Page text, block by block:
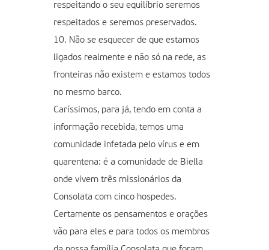
respeitando o seu equilíbrio seremos
respeitados e seremos preservados.
10. Não se esquecer de que estamos
ligados realmente e não só na rede, as
fronteiras não existem e estamos todos
no mesmo barco.
Caríssimos, para já, tendo em conta a
informação recebida, temos uma
comunidade infetada pelo vírus e em
quarentena: é a comunidade de Biella
onde vivem três missionários da
Consolata com cinco hospedes.
Certamente os pensamentos e orações
vão para eles e para todos os membros